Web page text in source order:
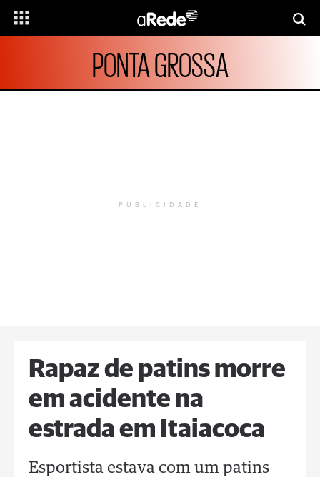
PONTA GROSSA
PUBLICIDADE
Rapaz de patins morre
em acidente na
estrada em Itaiacoca
Esportista estava com um patins